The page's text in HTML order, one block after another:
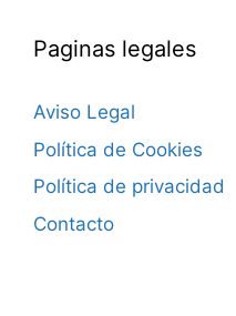
Paginas legales
Aviso Legal
Política de Cookies
Política de privacidad
Contacto